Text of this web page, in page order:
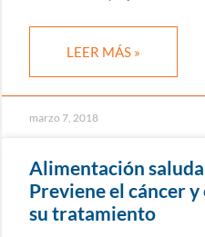
LEER MÁS »
marzo 7, 2018
Alimentación
Previene el cáncer y
su tratamiento